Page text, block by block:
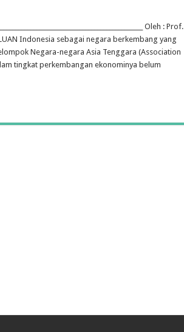
Oleh : Prof.
Indonesia sebagai negara berkembang yang
Negara-negara Asia Tenggara (Association
tingkat perkembangan ekonominya belum